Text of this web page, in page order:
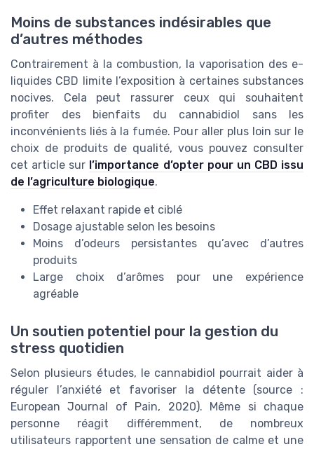
Moins de substances indésirables que
d’autres méthodes
Contrairement à la combustion, la vaporisation des e-
liquides CBD limite l’exposition à certaines substances
nocives. Cela peut rassurer ceux qui souhaitent
profiter des bienfaits du cannabidiol sans les
inconvénients liés à la fumée. Pour aller plus loin sur le
choix de produits de qualité, vous pouvez consulter
cet article sur l’importance d’opter pour un CBD issu
de l’agriculture biologique.
Effet relaxant rapide et ciblé
Dosage ajustable selon les besoins
Moins d’odeurs persistantes qu’avec d’autres
produits
Large choix d’arômes pour une expérience
agréable
Un soutien potentiel pour la gestion du
stress quotidien
Selon plusieurs études, le cannabidiol pourrait aider à
réguler l’anxiété et favoriser la détente (source :
European Journal of Pain, 2020). Même si chaque
personne réagit différemment, de nombreux
utilisateurs rapportent une sensation de calme et une